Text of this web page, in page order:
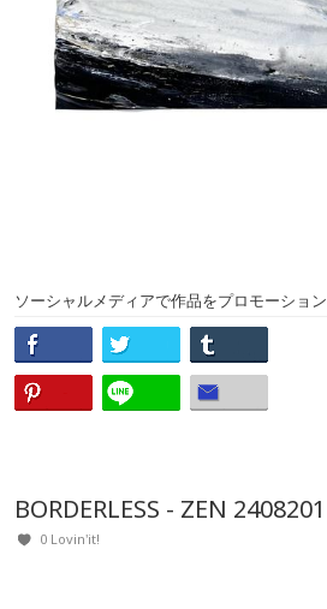
ソーシャルメディアで作品をプロモーション
BORDERLESS - ZEN 2408201
0 Lovin'it!